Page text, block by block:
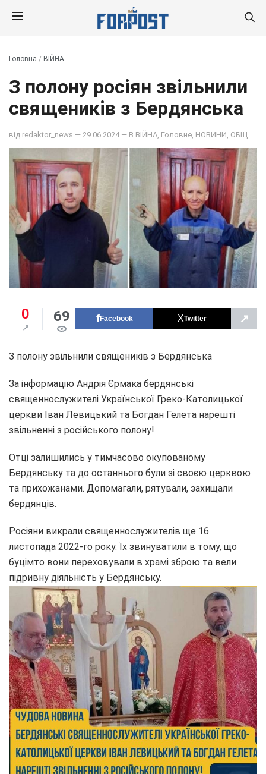
Головна / ВІЙНА
З полону росіян звільнили
священиків з Бердянська
від redaktor_news — 29.06.2024 — В ВІЙНА Головне НОВИНИ ОБЩЕСТВО
0 69 Facebook Twitter ↗
З полону звільнили священиків з Бердянська
За інформацію Андрія Єрмака бердянські
священнослужителі Української Греко-Католицької
церкви Іван Левицький та Богдан Гелета нарешті
звільненні з російського полону!
Отці залишились у тимчасово окупованому
Бердянську та до останнього були зі своєю церквою
та прихожанами. Допомагали, рятували, захищали
бердянців.
Росіяни викрали священнослужителів ще 16
листопада 2022-го року. Їх звинуватили в тому, що
буцімто вони переховували в храмі зброю та вели
підривну діяльність у Бердянську.